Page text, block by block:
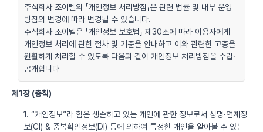
주식회사 조이텔의 「개인정보 처리방침」은 관련 법률 및 내부 운영
방침의 변경에 따라 변경될 수 있습니다.
주식회사 조이텔은 「개인정보 보호법」 제30조에 따라 이용자에게
개인정보 처리에 관한 절차 및 기준을 안내하고 이와 관련한 고충을
원활하게 처리할 수 있도록 다음과 같이 개인정보 처리방침을 수립·
공개합니다
제1장 (총칙)
1. “개인정보”라 함은 생존하고 있는 개인에 관한 정보로서 성명·연계정
보(CI) & 중복확인정보(DI) 등에 의하여 특정한 개인을 알아볼 수 있는